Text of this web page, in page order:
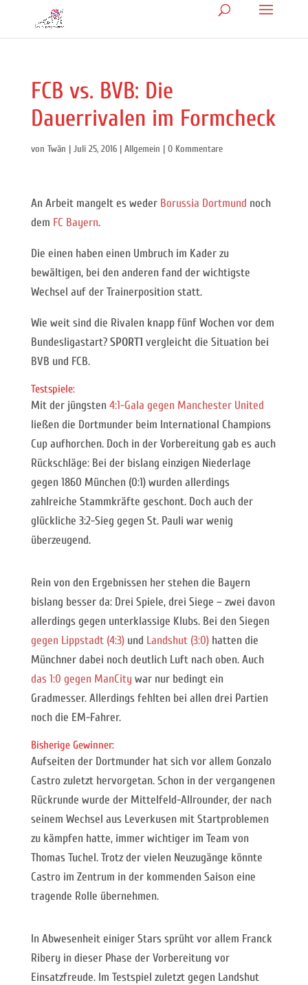
FCB vs. BVB: Die
Dauerrivalen im Formcheck
von Twän | Juli 25, 2016| Allgemein | 0 Kommentare
An Arbeit mangelt es weder Borussia Dortmund noch
dem FC Bayern.
Die einen haben einen Umbruch im Kader zu
bewältigen, bei den anderen fand der wichtigste
Wechsel auf der Trainerposition statt.
Wie weit sind die Rivalen knapp fünf Wochen vor dem
Bundesligastart? SPORT1 vergleicht die Situation bei
BVB und FCB.
Testspiele:
Mit der jüngsten 4:1-Gala gegen Manchester United
ließen die Dortmunder beim International Champions
Cup aufhorchen. Doch in der Vorbereitung gab es auch
Rückschläge: Bei der bislang einzigen Niederlage
gegen 1860 München (0:1) wurden allerdings
zahlreiche Stammkräfte geschont. Doch auch der
glückliche 3:2-Sieg gegen St. Pauli war wenig
überzeugend.
Rein von den Ergebnissen her stehen die Bayern
bislang besser da: Drei Spiele, drei Siege – zwei davon
allerdings gegen unterklassige Klubs. Bei den Siegen
gegen Lippstadt (4:3)und Landshut (3:0)hatten die
Münchner dabei noch deutlich Luft nach oben. Auch
das 1:0 gegen ManCity war nur bedingt ein
Gradmesser. Allerdings fehlten bei allen drei Partien
noch die EM-Fahrer.
Bisherige Gewinner:
Aufseiten der Dortmunder hat sich vor allem Gonzalo
Castro zuletzt hervorgetan. Schon in der vergangenen
Rückrunde wurde der Mittelfeld-Allrounder, der nach
seinem Wechsel aus Leverkusen mit Startproblemen
zu kämpfen hatte, immer wichtiger im Team von
Thomas Tuchel. Trotz der vielen Neuzugänge könnte
Castro im Zentrum in der kommenden Saison eine
tragende Rolle übernehmen.
In Abwesenheit einiger Stars sprüht vor allem Franck
Ribery in dieser Phase der Vorbereitung vor
Einsatzfreude. Im Testspiel zuletzt gegen Landshut